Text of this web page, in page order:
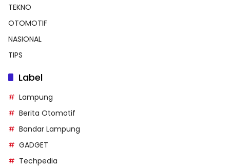
TEKNO
OTOMOTIF
NASIONAL
TIPS
Label
Lampung
Berita Otomotif
Bandar Lampung
GADGET
Techpedia